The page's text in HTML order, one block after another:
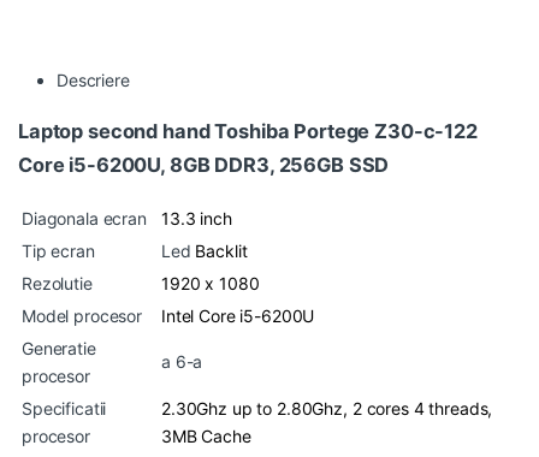
Descriere
Laptop second hand Toshiba Portege Z30-c-122
Core i5-6200U, 8GB DDR3, 256GB SSD
Diagonala ecran
13.3 inch
Tip ecran
Led Backlit
Rezolutie
1920 x 1080
Model procesor
Intel Core i5-6200U
Generatie
procesor
a 6-a
Specificatii
procesor
2.30Ghz up to 2.80Ghz, 2 cores 4 threads,
3MB Cache